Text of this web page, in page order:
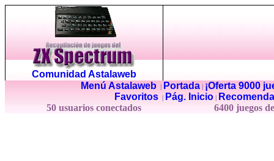
Comunidad Astalaweb
Menú Astalaweb| Portada|
¡Oferta 9000
Favoritos
Pág. Inicio
50 usuarios conectados
6400 juegos